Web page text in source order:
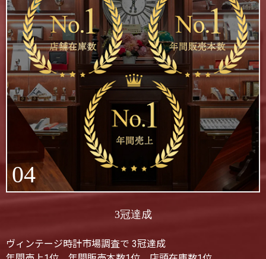
04
3冠達成
ヴィンテージ時計市場調査で 3冠達成